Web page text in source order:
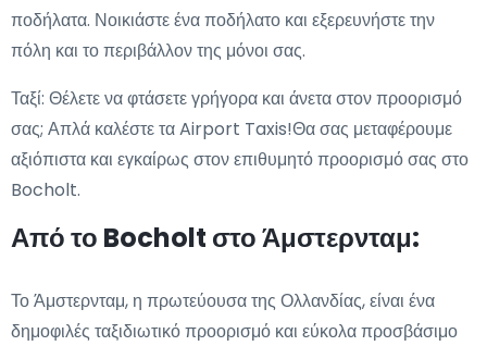
ποδήλατα. Νοικιάστε ένα ποδήλατο και εξερευνήστε την
πόλη και το περιβάλλον της μόνοι σας.
Ταξί: Θέλετε να φτάσετε γρήγορα και άνετα στον προορισμό
σας; Απλά καλέστε τα Airport Taxis!Θα σας μεταφέρουμε
αξιόπιστα και εγκαίρως στον επιθυμητό προορισμό σας στο
Bocholt.
Από το Bocholt στο Άμστερνταμ:
Το Άμστερνταμ, η πρωτεύουσα της Ολλανδίας, είναι ένα
δημοφιλές ταξιδιωτικό προορισμό και εύκολα προσβάσιμο